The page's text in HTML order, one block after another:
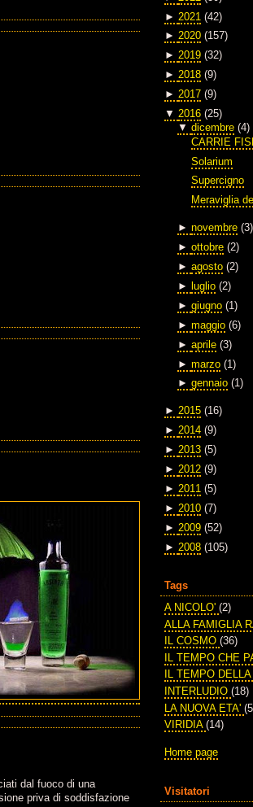
dal fuoco di una
priva di soddisfazione
► 2021 (42)
► 2020 (157)
► 2019 (32)
► 2018 (9)
► 2017 (9)
▼ 2016 (25)
▼ dicembre (4)
CARRIE
Solarium
Supercigno
Meraviglia
► novembre (3)
► ottobre (2)
► agosto (2)
►
luglio (2)
► giugno (1)
► maggio (6)
► aprile (3)
► marzo (1)
► gennaio (1)
► 2015 (16)
► 2014 (9)
► 2013 (5)
► 2012 (9)
► 2011 (5)
► 2010 (7)
► 2009 (52)
► 2008 (105)
Tags
A NICOLO' (2)
ALLA FAMIGLIA
IL COSMO (36)
IL TEMPO CHE
IL TEMPO
INTERLUDIO (18)
LA NUOVA ETA'
VIRIDIA (14)
Home page
Visitatori